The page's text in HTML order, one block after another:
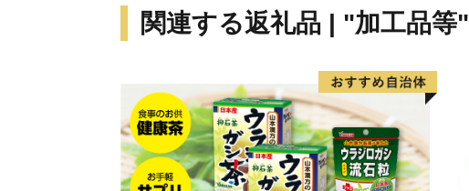
関連する返礼品 | "加工品等"